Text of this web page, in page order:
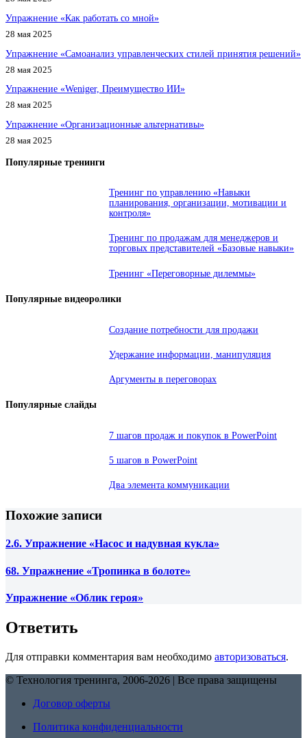
Упражнение «Как работать со мной»
28 мая 2025
Упражнение «Самоанализ управленческих стилей принятия решений»
28 мая 2025
Упражнение «Weniger, Преимущество ИИ»
28 мая 2025
Упражнение «Организационные альтернативы»
28 мая 2025
Популярные тренинги
Тренинг по управлению «Навыки
планирования, организации, мотивации и
контроля»
Тренинг по продажам для менеджеров и
торговых представителей «Базовые навыки»
Тренинг «Переговорные дилеммы»
Популярные видеоролики
Создание потребности для продажи
Удержание информации, манипуляция
Аргументы в переговорах
Популярные слайды
7 шагов продаж и покупок в PowerPoint
5 шагов в PowerPoint
Два элемента коммуникации
Похожие записи
2.6. Упражнение «Насос и надувная кукла»
68. Упражнение «Тропинка в болоте»
Упражнение «Облик героя»
Ответить
Для отправки комментария вам необходимо авторизоваться.
© Технология тренинга, 2006-2026 | Все права защищены
Договор оферты
Политика конфиденциальности